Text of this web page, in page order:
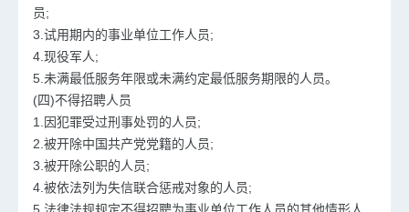
员;
3.试用期内的事业单位工作人员;
4.现役军人;
5.未满最低服务年限或未满约定最低服务期限的人员。
(四)不得招聘人员
1.因犯罪受过刑事处罚的人员;
2.被开除中国共产党党籍的人员;
3.被开除公职的人员;
4.被依法列为失信联合惩戒对象的人员;